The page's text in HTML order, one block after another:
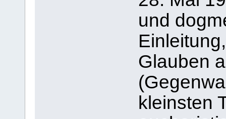
und
Glauben
kleinsten